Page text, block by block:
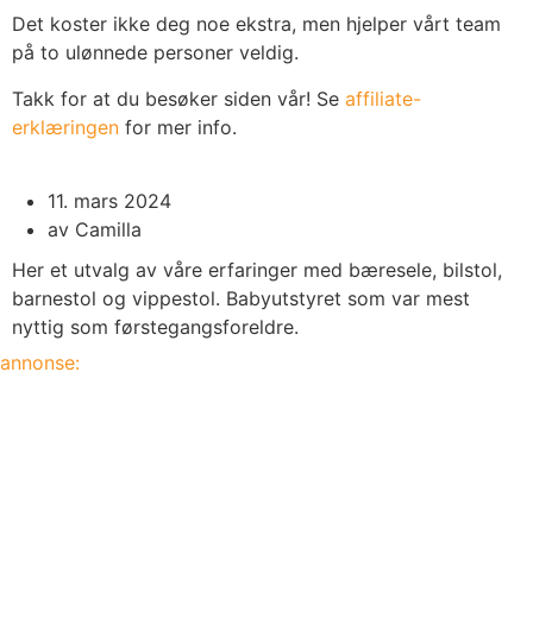
Det koster ikke deg noe ekstra, men hjelper vårt team
på to ulønnede personer veldig.
Takk for at du besøker siden vår! Se affiliate-
erklæringen for mer info.
11. mars 2024
av Camilla
Her et utvalg av våre erfaringer med bæresele, bilstol,
barnestol og vippestol. Babyutstyret som var mest
nyttig som førstegangsforeldre.
annonse: